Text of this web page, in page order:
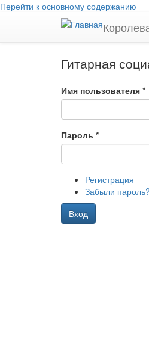
Перейти к основному содержанию
Гитарная
Имя пользователя *
Пароль *
Регистрация
Забыли пароль?
Вход